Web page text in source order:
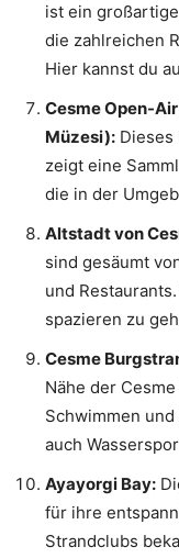
ist ein
die zahlreichen
Hier kannst du
Cesme Open-
Müzesi): Dieses
zeigt eine
die in der
Altstadt von
sind gesäumt
und
spazieren zu
Cesme
Nähe der
Schwimmen
auch
Ayayorgi Bay:
für ihre
Strandclubs